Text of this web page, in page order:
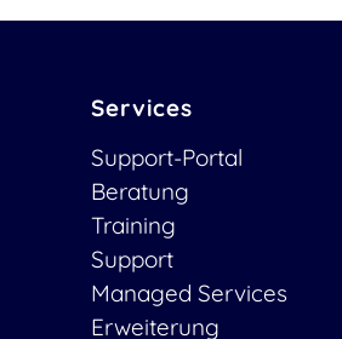
Services
Support-Portal
Beratung
Training
Support
Managed Services
Erweiterung